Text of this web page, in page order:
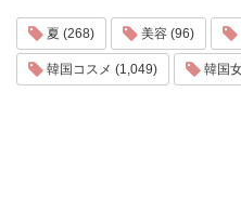
夏 (268) 美容 (96)
韓国コスメ (1,049) 韓国